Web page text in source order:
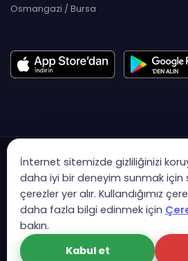
Osmangazi / Bursa
Copyright © 2007 - 2026 Hukas | Hukuk
Saklıdır
KVK Aydınlatma MetniGizlilik Politikası
İnternet sitemizde gizliliğinizi
daha iyi bir deneyim sunmak için
çerezler yer alır. Kullandığımız
daha fazla bilgi edinmek için
bakın.
Kabul et